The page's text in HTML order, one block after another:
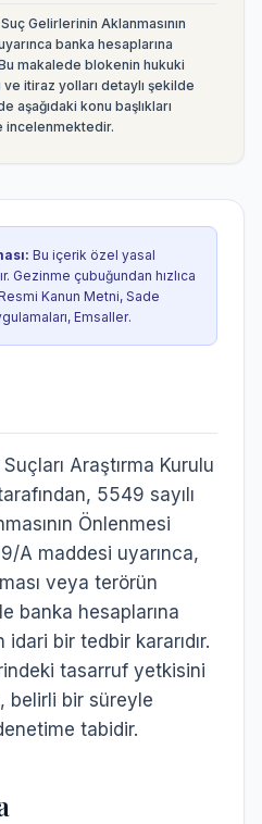
Gelirlerinin Aklanmasının
banka hesaplarına
makalede blokenin hukuki
ve itiraz yolları detaylı şekilde
aşağıdaki konu başlıkları
incelenmektedir.
: Bu içerik özel yasal
Gezinme çubuğundan hızlıca
Kanun Metni, Sade
Emsaller.
Araştırma Kurulu
5549 sayılı
Önlenmesi
A maddesi uyarınca,
veya terörün
banka hesaplarına
bir tedbir kararıdır.
tasarruf yetkisini
belirli bir süreyle
tabidir.